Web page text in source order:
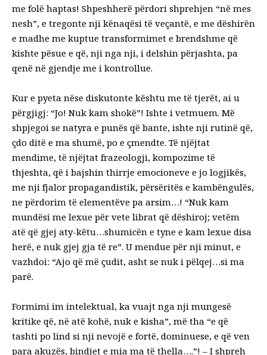
me folë haptas! Shpeshherë përdori shprehjen “në mes
nesh”, e tregonte nji kënaqësi të veçantë, e me dëshirën
e madhe me kuptue transformimet e brendshme që
kishte pësue e që, nji nga nji, i delshin përjashta, pa
qenë në gjendje me i kontrollue.
Kur e pyeta nëse diskutonte kështu me të tjerët, ai u
përgjigj: “Jo! Nuk kam shokë”! Ishte i vetmuem. Më
shpjegoi se natyra e punës që bante, ishte nji rutinë që,
çdo ditë e ma shumë, po e çmendte. Të njëjtat
mendime, të njëjtat frazeologji, kompozime të
thjeshta, që i bajshin thirrje emocioneve e jo logjikës,
me nji fjalor propagandistik, përsëritës e kambëngulës,
ne përdorim të elementëve pa arsim…! “Nuk kam
mundësi me lexue për vete librat që dëshiroj; vetëm
atë që gjej aty-këtu…shumicën e tyne e kam lexue disa
herë, e nuk gjej gja të re”. U mendue për nji minut, e
vazhdoi: “Ajo që më çudit, asht se nuk i pëlqej…si ma
parë.
Formimi im intelektual, ka vuajt nga nji mungesë
kritike që, në atë kohë, nuk e kisha”, më tha “e që
tashti po lind si nji nevojë e fortë, dominuese, e që ven
para akuzës, bindjet e mia ma të thella….”! – I shpreh